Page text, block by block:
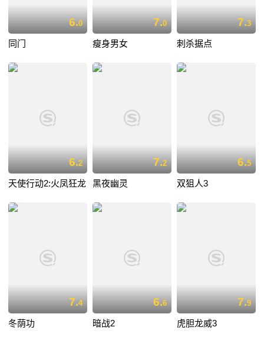
6.0
同门
7.0
瘦身男女
7.3
刺杀据点
6.2
天使行动2:火凤狂龙
7.2
黑夜幽灵
6.5
双狙人3
7.4
冬荫功
6.6
暗战2
7.9
虎胆龙威3